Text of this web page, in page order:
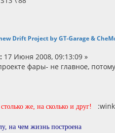
Drift Project by GT-Garage &
17 Июня 2008, 09:13:09 »
фары- не главное,
же, на сколько и друг!
на чем жизнь построена